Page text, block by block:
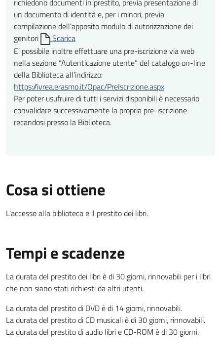
richiedono documenti in prestito, previa presentazione di
un documento di identità e, per i minori, previa
compilazione dell’apposito modulo di autorizzazione dei
genitori
Scarica
E’ possibile inoltre effettuare una pre-iscrizione via web
nella sezione “Autenticazione utente” del catalogo on-line
della Biblioteca all’indirizzo:
https://ivrea.erasmo.it/Opac/PreIscrizione.aspx
Per poter usufruire di tutti i servizi disponibili è necessario
convalidare successivamente la propria pre-iscrizione
recandosi presso la Biblioteca.
Cosa si ottiene
L'accesso alla biblioteca e il prestito dei libri.
Tempi e scadenze
La durata del prestito dei libri è di 30 giorni, rinnovabili per i libri
che non siano stati richiesti da altri utenti.
La durata del prestito di DVD è di 14 giorni, rinnovabili.
La durata del prestito di CD musicali è di 30 giorni, rinnovabili.
La durata del prestito di audio libri e CD-ROM è di 30 giorni.